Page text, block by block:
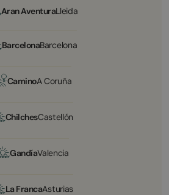
Aran AventuraLleida
BarcelonaBarcelona
CaminoA Coruña
ChilchesCastellón
GandíaValencia
La FrancaAsturias